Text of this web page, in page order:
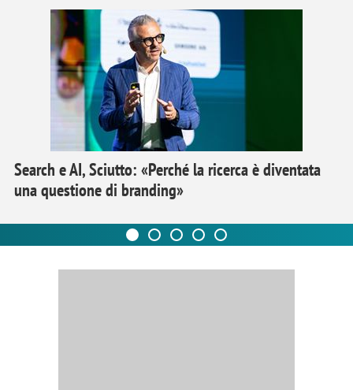
Search e AI, Sciutto: «Perché la ricerca è diventata
una questione di branding»